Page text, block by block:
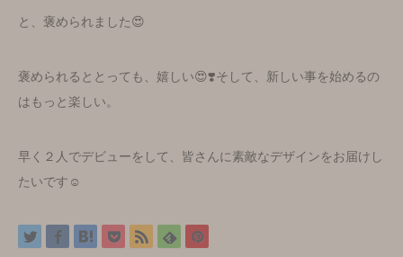
と、褒められました😍
褒められるととっても、嬉しい😍❣️そして、新しい事を始めるの
はもっと楽しい。
早く２人でデビューをして、皆さんに素敵なデザインをお届けし
たいです☺️